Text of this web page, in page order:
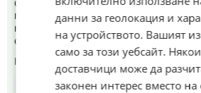
последния бюджет, вдига
какво бяха протестите? Май през
сваляме тези некадърници!
Коментиран от
18.05.2026
данни за геолокация и
на устройството. Вашият
само за този уебсайт. Някои
доставчици може да
законен интерес вместо на